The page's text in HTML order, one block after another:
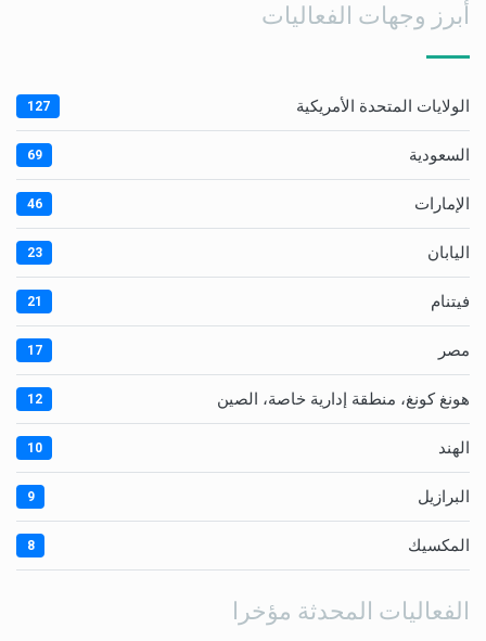
أبرز وجهات الفعاليات
الولايات المتحدة الأمريكية 127
السعودية 69
الإمارات 46
اليابان 23
فيتنام 21
مصر 17
هونغ كونغ، منطقة إدارية خاصة، الصين 12
الهند 10
البرازيل 9
المكسيك 8
الفعاليات المحدثة مؤخرا